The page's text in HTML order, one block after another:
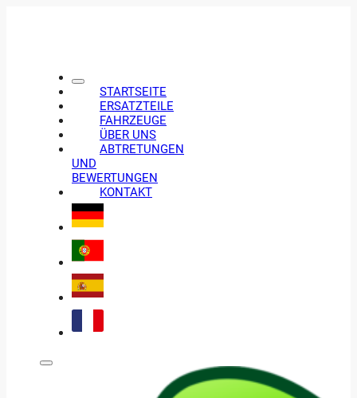
STARTSEITE
ERSATZTEILE
FAHRZEUGE
ÜBER UNS
ABTRETUNGEN
UND
BEWERTUNGEN
KONTAKT